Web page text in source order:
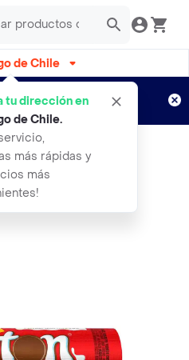
de Chile
tu dirección en
de Chile.
más rápidas y
más
semanas
Aplican TyC